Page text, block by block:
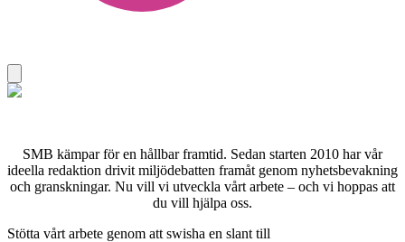
SMB kämpar för en hållbar framtid. Sedan starten 2010 har vår
ideella redaktion drivit miljödebatten framåt genom nyhetsbevakning
och granskningar. Nu vill vi utveckla vårt arbete – och vi hoppas att
du vill hjälpa oss.
Stötta vårt arbete genom att swisha en slant till